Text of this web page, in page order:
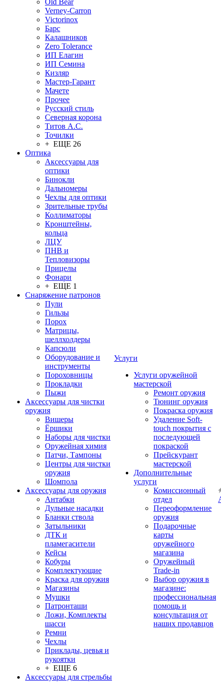
Old Bear
Verney-Carron
Victorinox
Барс
Калашников
Zero Tolerance
ИП Елагин
ИП Семина
Кизляр
Мастер-Гарант
Мачете
Прочее
Русский стиль
Северная корона
Титов А.С.
Точилки
+ ЕЩЕ 26
Оптика
Аксессуары для
оптики
Бинокли
Дальномеры
Чехлы для оптики
Зрительные трубы
Коллиматоры
Кронштейны,
кольца
ЛЦУ
ПНВ и
Тепловизоры
Прицелы
Фонари
+ ЕЩЕ 1
Снаряжение патронов
Пули
Гильзы
Порох
Матрицы,
шеллхолдеры
Капсюли
Оборудование и
инструменты
Пороховницы
Прокладки
Пыжи
Аксессуары для чистки
оружия
Вишеры
Ёршики
Наборы для чистки
Оружейная химия
Патчи, Тампоны
Центры для чистки
оружия
Шомпола
Аксессуары для оружия
Антабки
Дульные насадки
Бланки ствола
Затыльники
ДТК и
пламегасители
Кейсы
Кобуры
Комплектующие
Краска для оружия
Магазины
Мушки
Патронташи
Ложи, Комплекты
шасси
Ремни
Чехлы
Приклады, цевья и
рукоятки
+ ЕЩЕ 6
Аксессуары для стрельбы
Услуги
Услуги оружейной
мастерской
Ремонт оружия
Тюнинг оружия
Покраска оружия
Удаление Soft-
touch покрытия с
последующей
покраской
Прейскурант
мастерской
Дополнительные
услуги
Комиссионный
отдел
Переоформление
оружия
Подарочные
карты
оружейного
магазина
Оружейный
Trade-in
Выбор оружия в
магазине:
профессиональная
помощь и
консультация от
наших продавцов